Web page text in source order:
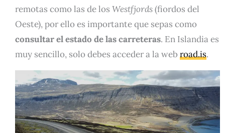
remotas como las de los Westfjords(fiordos del
Oeste), por ello es importante que sepas como
consultar el estado de las carreteras. En Islandia es
muy sencillo, solo debes acceder a la web road.is.